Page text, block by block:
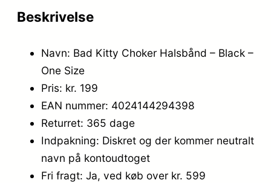
Beskrivelse
Navn: Bad Kitty Choker Halsbånd – Black –
One Size
Pris: kr. 199
EAN nummer: 4024144294398
Returret: 365 dage
Indpakning: Diskret og der kommer neutralt
navn på kontoudtoget
Fri fragt: Ja, ved køb over kr. 599